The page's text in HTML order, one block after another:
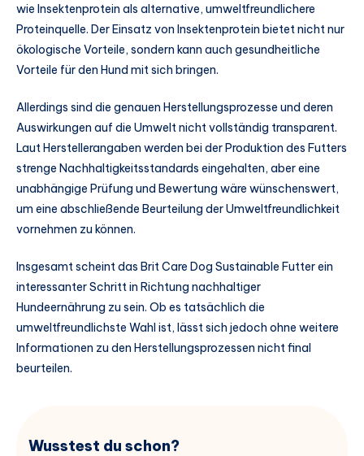
wie Insektenprotein als alternative, umweltfreundlichere
Proteinquelle. Der Einsatz von Insektenprotein bietet nicht nur
ökologische Vorteile, sondern kann auch gesundheitliche
Vorteile für den Hund mit sich bringen.
Allerdings sind die genauen Herstellungsprozesse und deren
Auswirkungen auf die Umwelt nicht vollständig transparent.
Laut Herstellerangaben werden bei der Produktion des Futters
strenge Nachhaltigkeitsstandards eingehalten, aber eine
unabhängige Prüfung und Bewertung wäre wünschenswert,
um eine abschließende Beurteilung der Umweltfreundlichkeit
vornehmen zu können.
Insgesamt scheint das Brit Care Dog Sustainable Futter ein
interessanter Schritt in Richtung nachhaltiger
Hundeernährung zu sein. Ob es tatsächlich die
umweltfreundlichste Wahl ist, lässt sich jedoch ohne weitere
Informationen zu den Herstellungsprozessen nicht final
beurteilen.
Wusstest du schon?